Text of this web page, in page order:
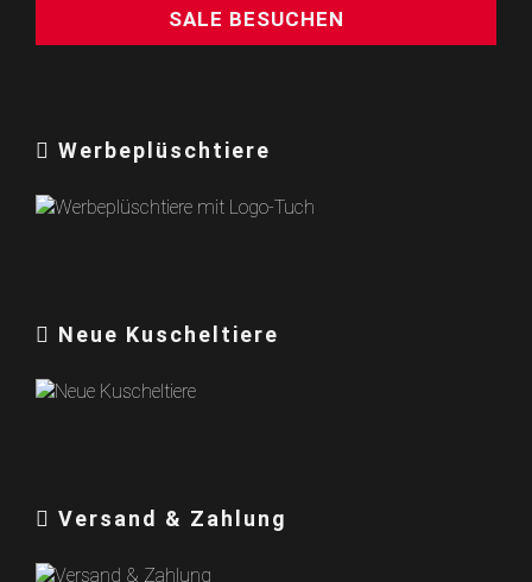
SALE BESUCHEN
Werbeplüschtiere
Neue Kuscheltiere
Versand & Zahlung